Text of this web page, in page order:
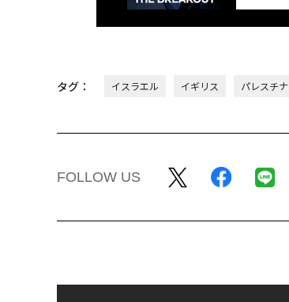
タグ： イスラエル イギリス パレスチナ
FOLLOW US